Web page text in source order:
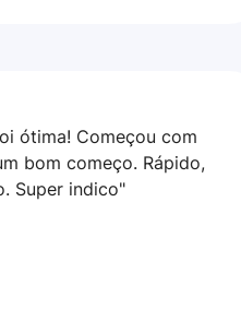
ótima! Começou com
bom começo. Rápido,
Super indico"